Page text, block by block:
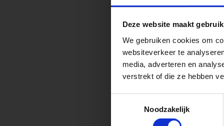
Deze website maakt
We gebruiken cookies om
websiteverkeer te
media, adverteren en
verstrekt of die ze hebben
Noodzakelijk
zonnepanelen
kenmerkende
Meer info over
De
Vul
onze
aan.Per